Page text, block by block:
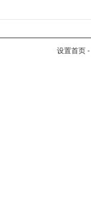
设置首页 -